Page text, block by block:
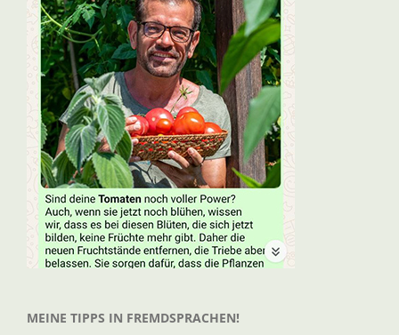
MEINE TIPPS IN FREMDSPRACHEN!